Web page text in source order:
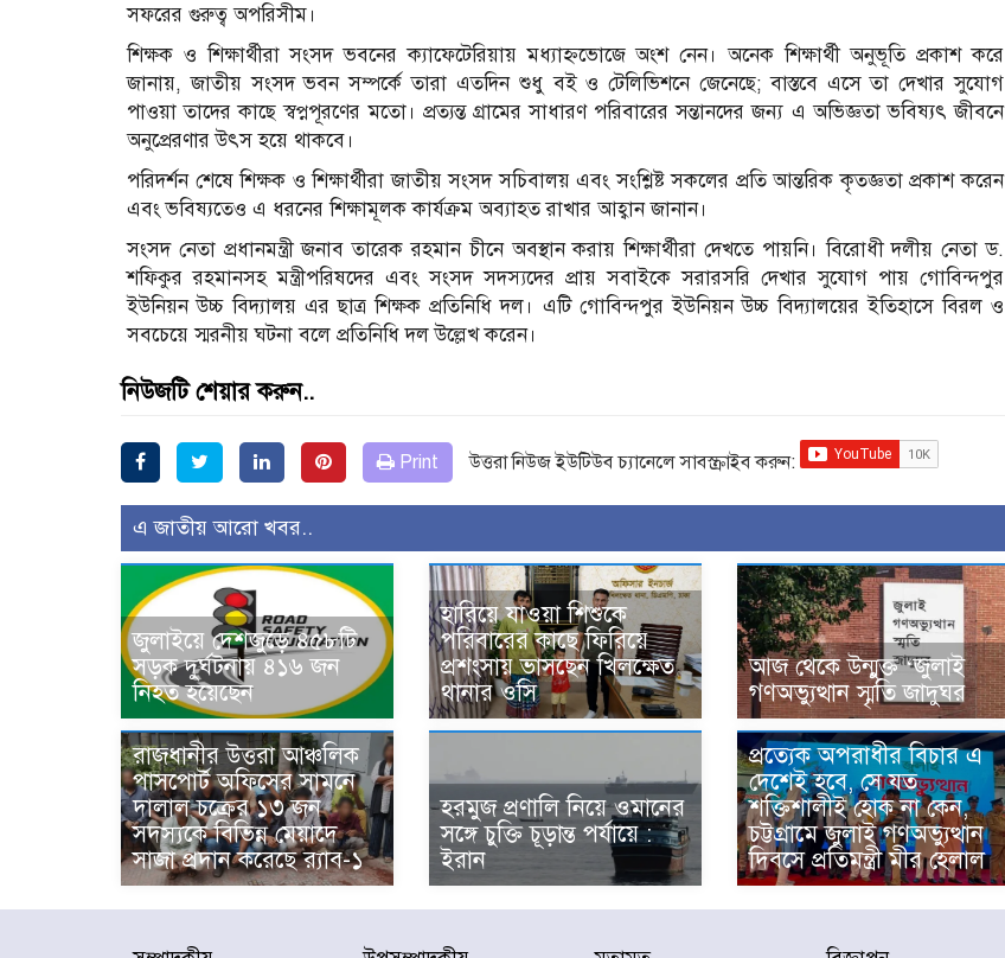
সফরের গুরুত্ব অপরিসীম।
শিক্ষক ও শিক্ষার্থীরা সংসদ ভবনের ক্যাফেটেরিয়ায় মধ্যাহ্নভোজে অংশ নেন। অনেক শিক্ষার্থী অনুভূতি প্রকাশ করে
জানায়, জাতীয় সংসদ ভবন সম্পর্কে তারা এতদিন শুধু বই ও টেলিভিশনে জেনেছে; বাস্তবে এসে তা দেখার সুযোগ
পাওয়া তাদের কাছে স্বপ্নপূরণের মতো। প্রত্যন্ত গ্রামের সাধারণ পরিবারের সন্তানদের জন্য এ অভিজ্ঞতা ভবিষ্যৎ জীবনে
অনুপ্রেরণার উৎস হয়ে থাকবে।
পরিদর্শন শেষে শিক্ষক ও শিক্ষার্থীরা জাতীয় সংসদ সচিবালয় এবং সংশ্লিষ্ট সকলের প্রতি আন্তরিক কৃতজ্ঞতা প্রকাশ করেন
এবং ভবিষ্যতেও এ ধরনের শিক্ষামূলক কার্যক্রম অব্যাহত রাখার আহ্বান জানান।
সংসদ নেতা প্রধানমন্ত্রী জনাব তারেক রহমান চীনে অবস্থান করায় শিক্ষার্থীরা দেখতে পায়নি। বিরোধী দলীয় নেতা ড.
শফিকুর রহমানসহ মন্ত্রীপরিষদের এবং সংসদ সদস্যদের প্রায় সবাইকে সরারসরি দেখার সুযোগ পায় গোবিন্দপুর
ইউনিয়ন উচ্চ বিদ্যালয় এর ছাত্র শিক্ষক প্রতিনিধি দল। এটি গোবিন্দপুর ইউনিয়ন উচ্চ বিদ্যালয়ের ইতিহাসে বিরল ও
সবচেয়ে স্মরনীয় ঘটনা বলে প্রতিনিধি দল উল্লেখ করেন।
নিউজটি শেয়ার করুন..
Print উত্তরা নিউজ ইউটিউব চ্যানেলে সাবস্ক্রাইব করুন:
এ জাতীয় আরো খবর..
জুলাইয়ে দেশজুড়ে ৪৫৮টি
সড়ক দুর্ঘটনায় ৪১৬ জন
নিহত হয়েছেন
হারিয়ে যাওয়া শিশুকে
পরিবারের কাছে ফিরিয়ে
প্রশংসায় ভাসছেন খিলক্ষেত
থানার ওসি
আজ থেকে উন্মুক্ত ‘জুলাই
গণঅভ্যুত্থান স্মৃতি জাদুঘর
রাজধানীর উত্তরা আঞ্চলিক
পাসপোর্ট অফিসের সামনে
দালাল চক্রের ১৩ জন
সদস্যকে বিভিন্ন মেয়াদে
সাজা প্রদান করেছে র‌্যাব-১
হরমুজ প্রণালি নিয়ে ওমানের
সঙ্গে চুক্তি চূড়ান্ত পর্যায়ে :
ইরান
প্রত্যেক অপরাধীর বিচার এ
দেশেই হবে, সে যত
শক্তিশালীই হোক না কেন,
চট্টগ্রামে জুলাই গণঅভ্যুত্থান
দিবসে প্রতিমন্ত্রী মীর হেলাল